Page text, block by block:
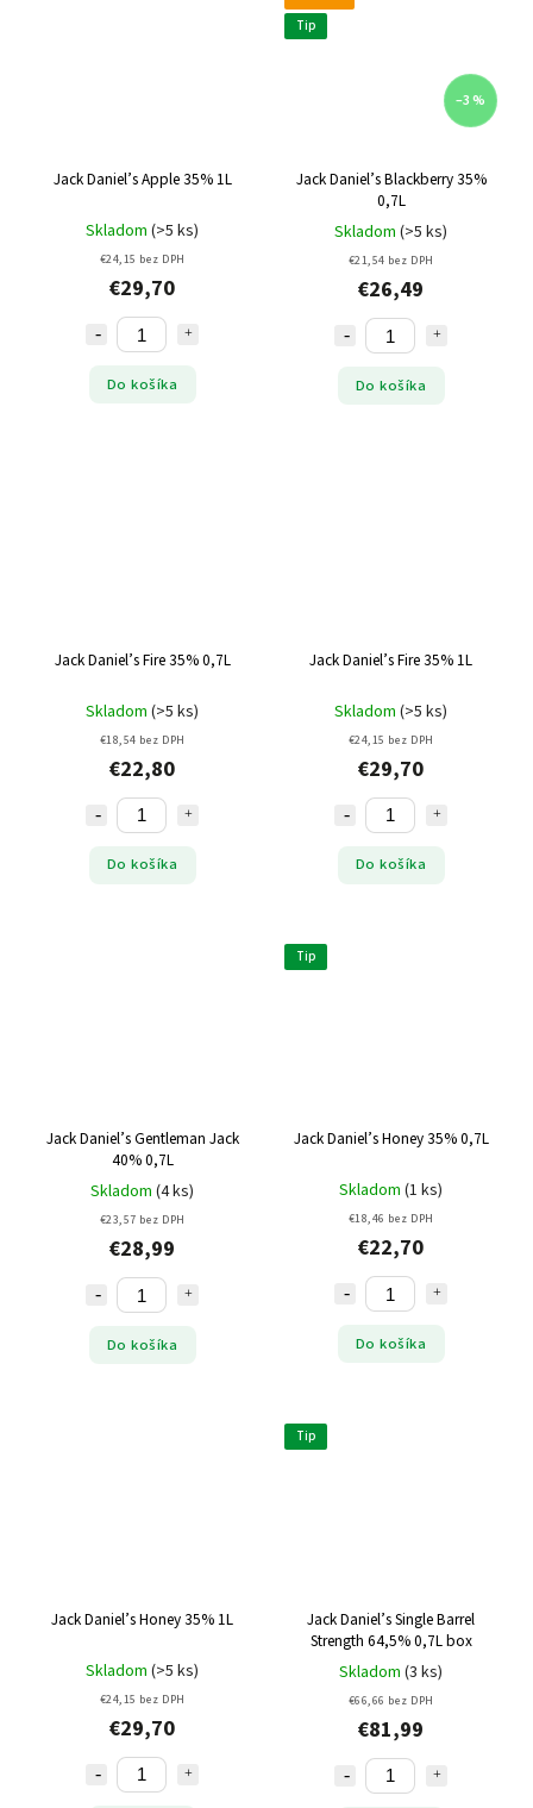
Jack Daniel’s Apple 35% 1L
Skladom (>5 ks)
€24,15 bez DPH
€29,70
Do košíka
Tip
–3 %
Jack Daniel’s Blackberry 35%
0,7L
Skladom (>5 ks)
€21,54 bez DPH
€26,49
Do košíka
Jack Daniel’s Fire 35% 0,7L
Skladom (>5 ks)
€18,54 bez DPH
€22,80
Do košíka
Jack Daniel’s Fire 35% 1L
Skladom (>5 ks)
€24,15 bez DPH
€29,70
Do košíka
Jack Daniel’s Gentleman Jack
40% 0,7L
Skladom (4 ks)
€23,57 bez DPH
€28,99
Do košíka
Tip
Jack Daniel’s Honey 35% 0,7L
Skladom (1 ks)
€18,46 bez DPH
€22,70
Do košíka
Jack Daniel’s Honey 35% 1L
Skladom (>5 ks)
€24,15 bez DPH
€29,70
Tip
Jack Daniel’s Single Barrel
Strength 64,5% 0,7L box
Skladom (3 ks)
€66,66 bez DPH
€81,99